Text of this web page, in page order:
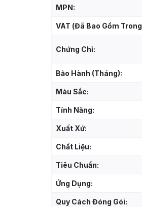
MPN:
VAT (Đã Bao Gồm
Chứng Chỉ:
Bảo Hành (Tháng):
Màu Sắc:
Tính Năng:
Xuất Xứ:
Chất Liệu:
Tiêu Chuẩn:
Ứng Dụng:
Quy Cách Đóng Gói: